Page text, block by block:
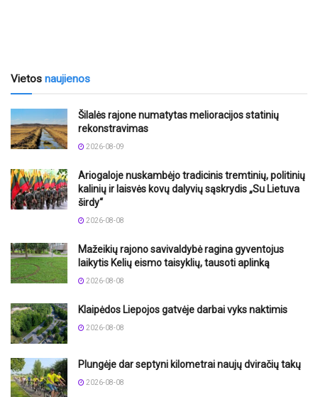
Vietos naujienos
Šilalės rajone numatytas melioracijos statinių
rekonstravimas
2026-08-09
Ariogaloje nuskambėjo tradicinis tremtinių, politinių
kalinių ir laisvės kovų dalyvių sąskrydis „Su Lietuva
širdy“
2026-08-08
Mažeikių rajono savivaldybė ragina gyventojus
laikytis Kelių eismo taisyklių, tausoti aplinką
2026-08-08
Klaipėdos Liepojos gatvėje darbai vyks naktimis
2026-08-08
Plungėje dar septyni kilometrai naujų dviračių takų
2026-08-08